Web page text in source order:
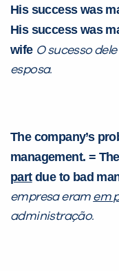
His success was
His success was
wife O sucesso
esposa.
The company’s
management. =
partdue to bad
empresa eram em
administração.
Você é aluno
VOLTAR